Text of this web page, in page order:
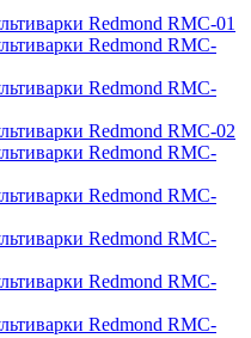
Redmond RMC-01
Redmond RMC-
Redmond RMC-
Redmond RMC-02
Redmond RMC-
Redmond RMC-
Redmond RMC-
Redmond RMC-
Redmond RMC-